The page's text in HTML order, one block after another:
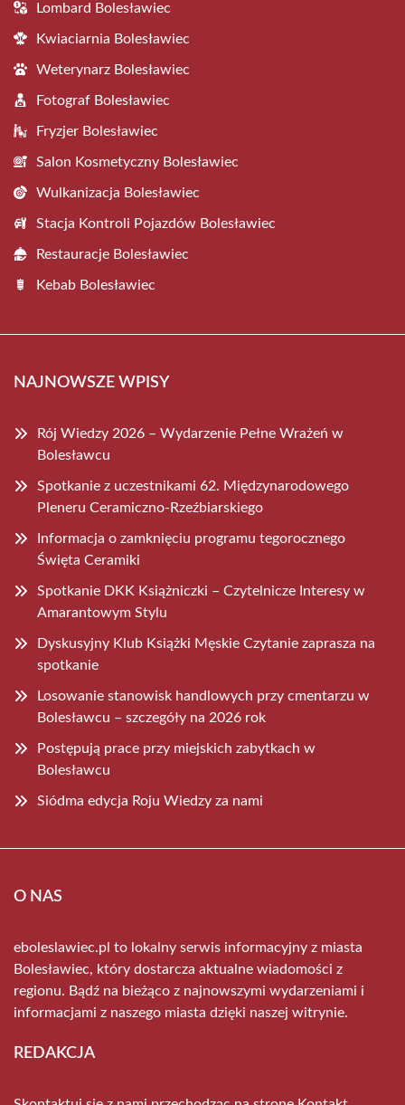
Lombard Bolesławiec
Kwiaciarnia Bolesławiec
Weterynarz Bolesławiec
Fotograf Bolesławiec
Fryzjer Bolesławiec
Salon Kosmetyczny Bolesławiec
Wulkanizacja Bolesławiec
Stacja Kontroli Pojazdów Bolesławiec
Restauracje Bolesławiec
Kebab Bolesławiec
NAJNOWSZE WPISY
Rój Wiedzy 2026 – Wydarzenie Pełne Wrażeń w
Bolesławcu
Spotkanie z uczestnikami 62. Międzynarodowego
Pleneru Ceramiczno-Rzeźbiarskiego
Informacja o zamknięciu programu tegorocznego
Święta Ceramiki
Spotkanie DKK Książniczki – Czytelnicze Interesy w
Amarantowym Stylu
Dyskusyjny Klub Książki Męskie Czytanie zaprasza na
spotkanie
Losowanie stanowisk handlowych przy cmentarzu w
Bolesławcu – szczegóły na 2026 rok
Postępują prace przy miejskich zabytkach w
Bolesławcu
Siódma edycja Roju Wiedzy za nami
O NAS
eboleslawiec.pl to lokalny serwis informacyjny z miasta
Bolesławiec, który dostarcza aktualne wiadomości z
regionu. Bądź na bieżąco z najnowszymi wydarzeniami i
informacjami z naszego miasta dzięki naszej witrynie.
REDAKCJA